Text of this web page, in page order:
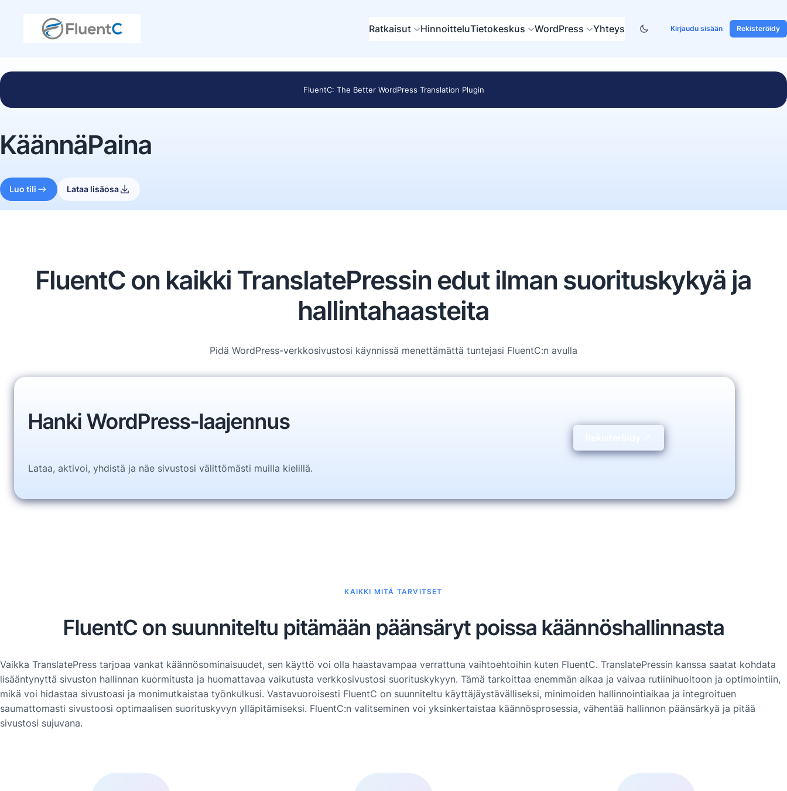
Ratkaisut HinnoitteluTietokeskus WordPress Yhteys Kirjaudu sisään Rekisteröidy
FluentC: The Better WordPress Translation Plugin
KäännäPaina
Luo tili Lataa lisäosa
FluentC on kaikki TranslatePressin edut ilman suorituskykyä ja
hallintahaasteita
Pidä WordPress-verkkosivustosi käynnissä menettämättä tuntejasi FluentC:n avulla
Hanki WordPress-laajennus
Lataa, aktivoi, yhdistä ja näe sivustosi välittömästi muilla kielillä.
KAIKKI MITÄ TARVITSET
FluentC on suunniteltu pitämään päänsäryt poissa käännöshallinnasta
Vaikka TranslatePress tarjoaa vankat käännösominaisuudet, sen käyttö voi olla haastavampaa verrattuna vaihtoehtoihin kuten FluentC. TranslatePressin kanssa saatat kohdata
lisääntynyttä sivuston hallinnan kuormitusta ja huomattavaa vaikutusta verkkosivustosi suorituskykyyn. Tämä tarkoittaa enemmän aikaa ja vaivaa rutiinihuoltoon ja optimointiin,
mikä voi hidastaa sivustoasi ja monimutkaistaa työnkulkusi. Vastavuoroisesti FluentC on suunniteltu käyttäjäystävälliseksi, minimoiden hallinnointiaikaa ja integroituen
saumattomasti sivustoosi optimaalisen suorituskyvyn ylläpitämiseksi. FluentC:n valitseminen voi yksinkertaistaa käännösprosessia, vähentää hallinnon päänsärkyä ja pitää
sivustosi sujuvana.